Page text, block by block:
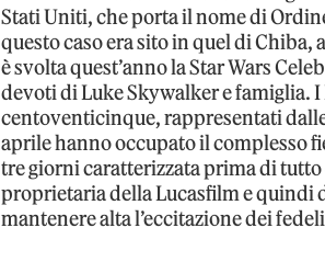
Stati Uniti, che porta il nome di
questo caso era sito in quel di
è svolta quest’anno la Star Wars
devoti di Luke Skywalker e famiglia.
centoventicinque, rappresentati
aprile hanno occupato il complesso
tre giorni caratterizzata prima di
proprietaria della Lucasfilm e quindi
mantenere alta l’eccitazione dei